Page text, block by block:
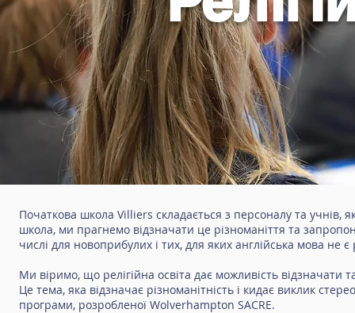
Початкова школа Villiers складається з персоналу та учнів,
школа, ми прагнемо відзначати це різноманіття та
числі для новоприбулих і тих, для яких англійська мова не
Ми віримо, що релігійна освіта дає можливість відзначати
Це тема, яка відзначає різноманітність і кидає виклик
програми, розробленої Wolverhampton SACRE.